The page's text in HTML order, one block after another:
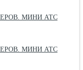
МИНИ АТС
МИНИ АТС